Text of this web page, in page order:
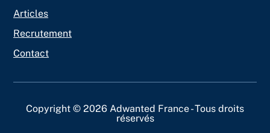
Articles
Recrutement
Contact
Copyright © 2026 Adwanted France - Tous droits
réservés